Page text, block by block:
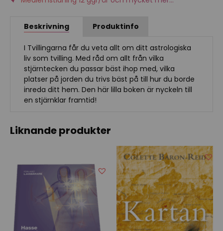
Beskrivning Produktinfo
I Tvillingarna får du veta allt om ditt astrologiska
liv som tvilling. Med råd om allt från vilka
stjärntecken du passar bäst ihop med, vilka
platser på jorden du trivs bäst på till hur du borde
inreda ditt hem. Den här lilla boken är nyckeln till
en stjärnklar framtid!
Liknande produkter